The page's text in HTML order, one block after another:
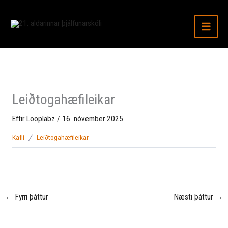
Leiðtogahæfileikar
EftirLooplabz / 16. nóvember 2025
Kafli Leiðtogahæfileikar
← Fyrri þáttur Næsti þáttur →